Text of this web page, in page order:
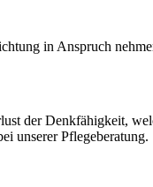
in Anspruch
der Denkfähigkeit,
unserer Pflegeberatung.